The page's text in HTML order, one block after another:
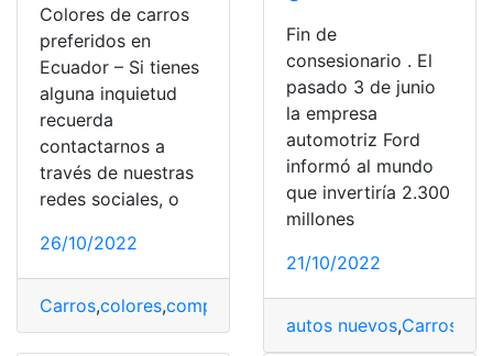
Colores de carros
preferidos en
Ecuador – Si tienes
alguna inquietud
recuerda
contactarnos a
través de nuestras
redes sociales, o
26/10/2022
Carros,colores,comportamiento,Ecuador,preferencias
Fin de
consesionario . El
pasado 3 de junio
la empresa
automotriz Ford
informó al mundo
que invertiría 2.300
millones
21/10/2022
autos nuevos,Carros